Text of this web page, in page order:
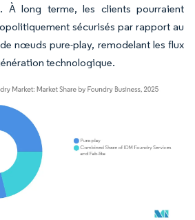
À long terme, les clients pourraient
sécurisés par rapport au
nœuds pure-play, remodelant les flux
technologique.